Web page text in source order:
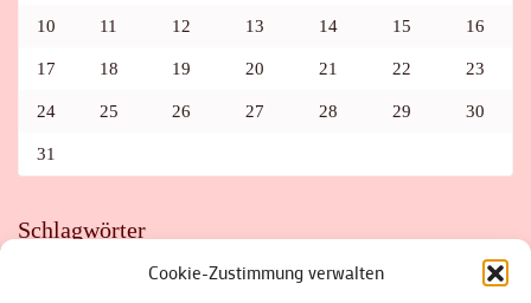
Cookie-Zustimmung verwalten
10 11 12 13 14 15 16
17 18 19 20 21 22 23
24 25 26 27 28 29 30
31
Schlagwörter